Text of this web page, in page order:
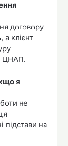
договору.
а клієнт
ЦНАП.
я
не
підстави на